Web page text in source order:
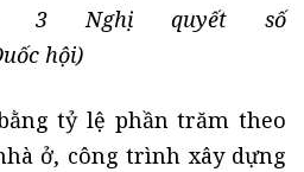
3 Nghị quyết số
hội)
tỷ lệ phần trăm theo
ở, công trình xây dựng